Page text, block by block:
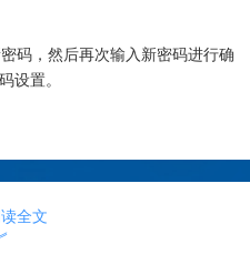
码，然后再次输入新密码进行确
设置。
全文